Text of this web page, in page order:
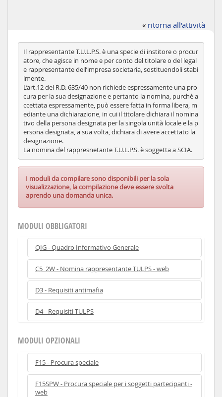
« ritorna all'attività
Il rappresentante T.U.L.P.S. è una specie di institore o procur
atore, che agisce in nome e per conto del titolare o del legal
e rappresentante dell’impresa societaria, sostituendoli stabi
lmente.
L’art.12 del R.D. 635/40 non richiede espressamente una pro
cura per la sua designazione e pertanto la nomina, purchè a
ccettata espressamente, può essere fatta in forma libera, m
ediante una dichiarazione, in cui il titolare dichiara il nomina
tivo della persona designata per la singola unità locale e la p
ersona designata, a sua volta, dichiara di avere accettato la
designazione.
La nomina del rappresnetante T.U.L.P.S. è soggetta a SCIA.
I moduli da compilare sono disponibili per la sola
visualizzazione, la compilazione deve essere svolta
aprendo una domanda unica.
MODULI OBBLIGATORI
QIG - Quadro Informativo Generale
C5_2W - Nomina rappresentante TULPS - web
D3 - Requisiti antimafia
D4 - Requisiti TULPS
MODULI OPZIONALI
F15 - Procura speciale
F15SPW - Procura speciale per i soggetti partecipanti -
web